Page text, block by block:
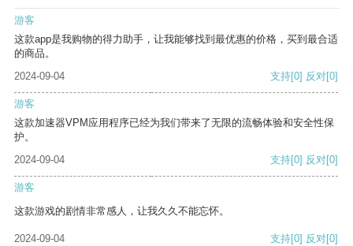
游客
这款app是我购物的得力助手，让我能够找到最优惠的价格，买到最合适
的商品。
2024-09-04
支持[0] 反对[0]
游客
这款加速器VPM应用程序已经为我们带来了无限的流畅体验和安全性保
护。
2024-09-04
支持[0] 反对[0]
游客
这款游戏的剧情非常感人，让我久久不能忘怀。
2024-09-04 支持[0] 反对[0]